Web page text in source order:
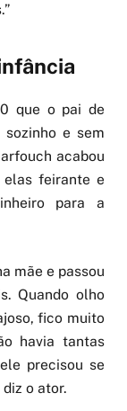
que o pai de
sozinho e sem
acabou
elas feirante e
para a
mãe e passou
Quando olho
fico muito
havia tantas
precisou se
o ator.